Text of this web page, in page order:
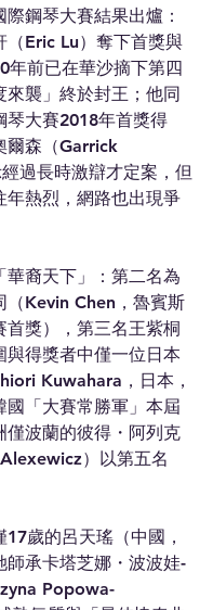
鋼琴大賽結果出爐：
（Eric Lu）奪下首獎與
年前已在華沙摘下第四
來襲」終於封王；他同
琴大賽2018年首獎得
爾森（Garrick
過長時激辯才定案，但
年熱烈，網路也出現爭
華裔天下」：第二名為
（Kevin Chen，魯賓斯
首獎），第三名王紫桐
與得獎者中僅一位日本
Kuwahara，日本，
國「大賽常勝軍」本屆
僅波蘭的彼得・阿列克
）以第五名
歲的呂天瑤（中國，
師承卡塔芝娜・波波娃-
Popowa-